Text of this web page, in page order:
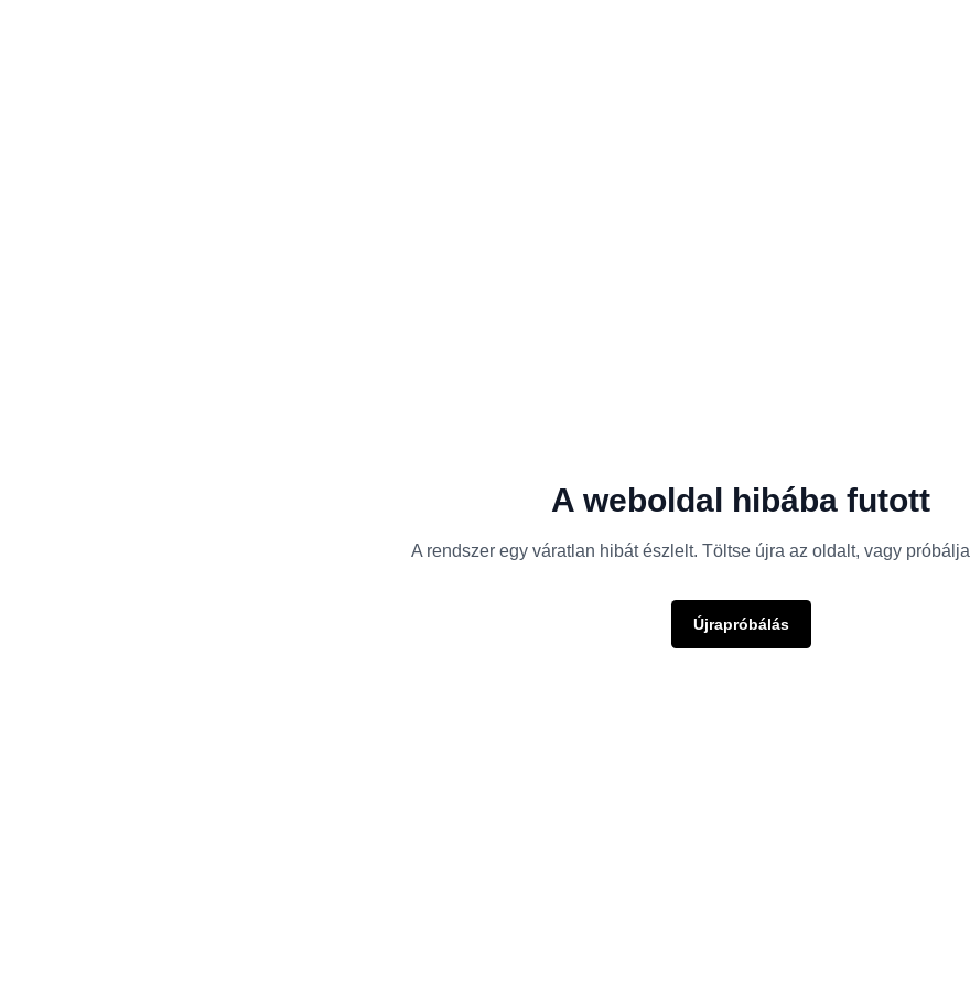
A weboldal hibába futott
A rendszer egy váratlan hibát észlelt. Töltse újra az oldalt, vagy
Újrapróbálás